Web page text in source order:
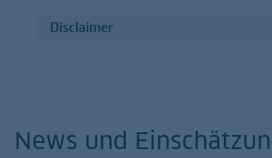
Disclaimer
News und